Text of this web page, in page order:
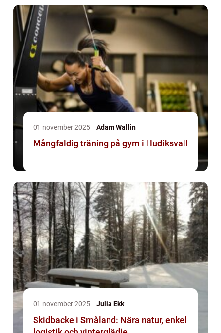
01 november 2025 Adam Wallin
Mångfaldig träning på gym i Hudiksvall
01 november 2025 Julia Ekk
Skidbacke i Småland: Nära natur, enkel